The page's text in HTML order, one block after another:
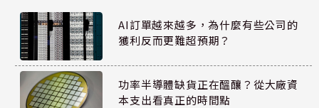
AI訂單越來越多，為什麼有些公司的
獲利反而更難超預期？
功率半導體缺貨正在醞釀？從大廠資
本支出看真正的時間點